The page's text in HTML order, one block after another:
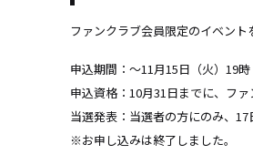
ファンクラブ会員限定のイベント
申込期間：〜11月15日（火）19時
申込資格：10月31日までに、フ
当選発表：当選者の方にのみ、
※お申し込みは終了しました。